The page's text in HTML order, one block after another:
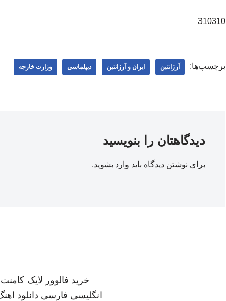
310310
برچسب‌ها: آرژانتین ایران و آرژانتین دیپلماسی وزارت خارجه
دیدگاهتان را بنویسید
برای نوشتن دیدگاه باید وارد بشوید.
خرید فالوور لایک کامنت
انگلیسی فارسی دانلود